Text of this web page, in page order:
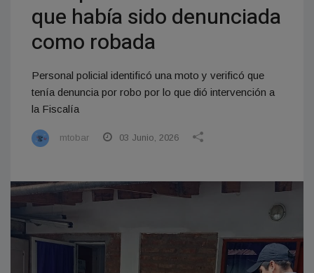
que había sido denunciada
como robada
Personal policial identificó una moto y verificó que
tenía denuncia por robo por lo que dió intervención a
la Fiscalía
mtobar 03 Junio, 2026